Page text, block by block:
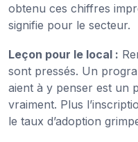
obtenu ces chiffres
signifie pour le secteur.
Leçon pour le local :
sont pressés. Un
aient à y penser est un
vraiment. Plus
le taux d’adoption